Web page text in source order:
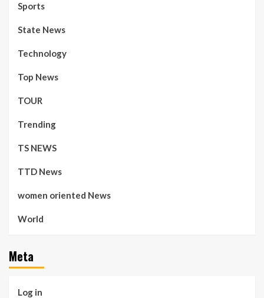
Sports
State News
Technology
Top News
TOUR
Trending
TS NEWS
TTD News
women oriented News
World
Meta
Log in